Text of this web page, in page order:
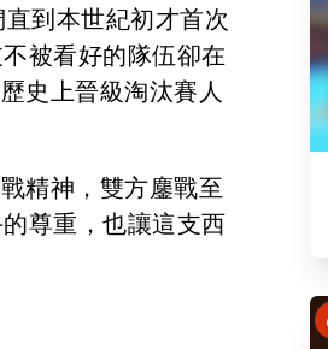
到本世紀初才首次
被看好的隊伍卻在
史上晉級淘汰賽人
精神，雙方鏖戰至
尊重，也讓這支西